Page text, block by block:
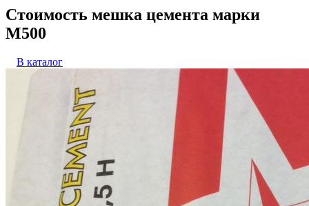
Стоимость мешка цемента марки
М500
В каталог